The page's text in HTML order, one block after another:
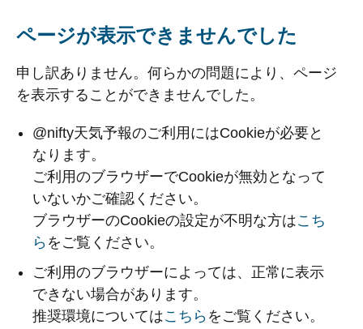
ページが表示できませんでした
申し訳ありません。何らかの問題により、ページ
を表示することができませんでした。
@nifty天気予報のご利用にはCookieが必要と
なります。
ご利用のブラウザーでCookieが無効となって
いないかご確認ください。
ブラウザーのCookieの設定が不明な方はこち
ら をご覧ください。
ご利用のブラウザーによっては、正常に表示
できない場合があります。
推奨環境についてはこちら をご覧ください。